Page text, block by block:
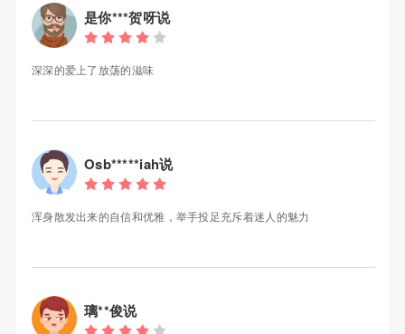
是你***贺呀说
深深的爱上了放荡的滋味
Osb*****iah说
浑身散发出来的自信和优雅，举手投足充斥着迷人的魅力
璃**俊说